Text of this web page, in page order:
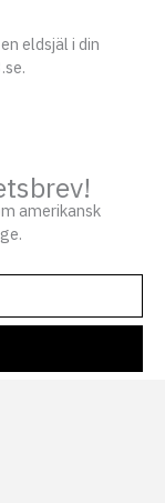
eldsjäl i din
amerikansk